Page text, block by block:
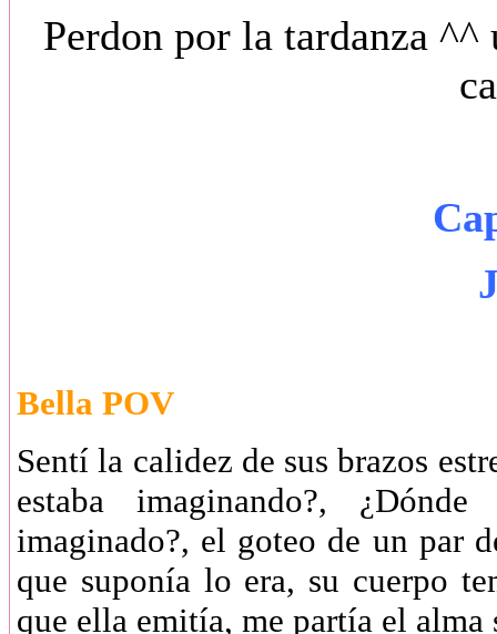
Perdon por la tardanza ^^
Bella POV
Sentí la calidez de sus brazos
estaba imaginando?,
imaginado?, el goteo de un par
que suponía lo era, su cuerpo
que ella emitía, me partía el